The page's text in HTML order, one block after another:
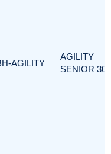
AGILITY
AGILITY
SENIOR 300